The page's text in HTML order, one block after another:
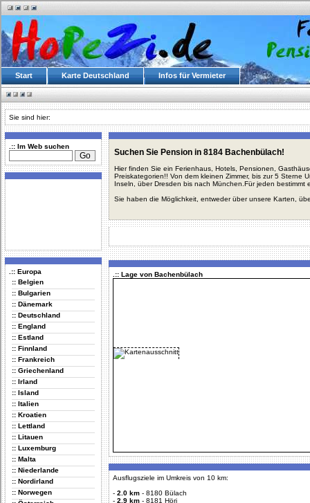
Start Karte Deutschland Infos für Vermieter
Sie sind hier:
.:: Im Web suchen
.:: Europa
:: Belgien
:: Bulgarien
:: Dänemark
:: Deutschland
:: England
:: Estland
:: Finnland
:: Frankreich
:: Griechenland
:: Irland
:: Island
:: Italien
:: Kroatien
:: Lettland
:: Litauen
:: Luxemburg
:: Malta
:: Niederlande
:: Nordirland
:: Norwegen
Suchen Sie Pension in 8184 Bachenbülach!
Hier finden Sie ein Ferienhaus, Hotels, Pensionen,
Preiskategorien!! Von dem kleinen Zimmer, bis zur 5 Sterne
Inseln, über Dresden bis nach München.Für jeden bestimmt
Sie haben die Möglichkeit, entweder über unsere Karten,
.:: Lage von Bachenbülach
Ausflugsziele im Umkreis von 10 km:
- 2.0 km - 8180 Bülach
- 2.9 km - 8181 Höri